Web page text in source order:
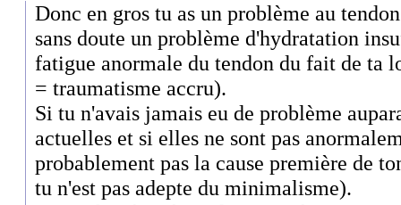
Donc en gros tu as un problème au
sans doute un problème d'hydratation
fatigue anormale du tendon du fait de ta
= traumatisme accru).
Si tu n'avais jamais eu de problème
actuelles et si elles ne sont pas
probablement pas la cause première de
tu n'est pas adepte du minimalisme).